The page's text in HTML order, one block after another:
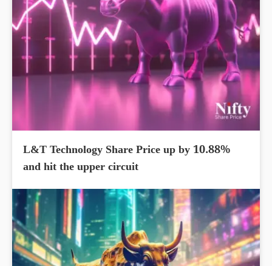
L&T Technology Share Price up by 10.88%
and hit the upper circuit